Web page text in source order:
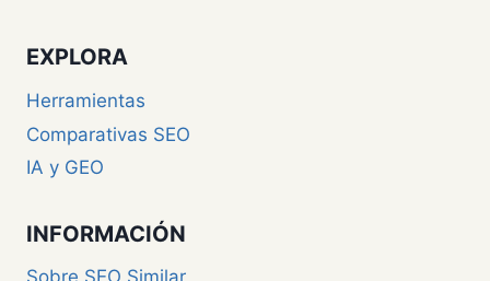
EXPLORA
Herramientas
Comparativas SEO
IA y GEO
INFORMACIÓN